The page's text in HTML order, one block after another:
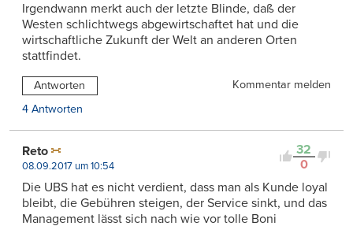
Irgendwann merkt auch der letzte Blinde, daß der
Westen schlichtwegs abgewirtschaftet hat und die
wirtschaftliche Zukunft der Welt an anderen Orten
stattfindet.
Antworten
Kommentar melden
4 Antworten
32
0
Reto
08.09.2017 um 10:54
Die UBS hat es nicht verdient, dass man als Kunde loyal
bleibt, die Gebühren steigen, der Service sinkt, und das
Management lässt sich nach wie vor tolle Boni